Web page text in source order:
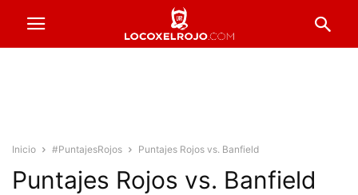
Inicio #PuntajesRojos Puntajes Rojos vs. Banfield
Puntajes Rojos vs. Banfield